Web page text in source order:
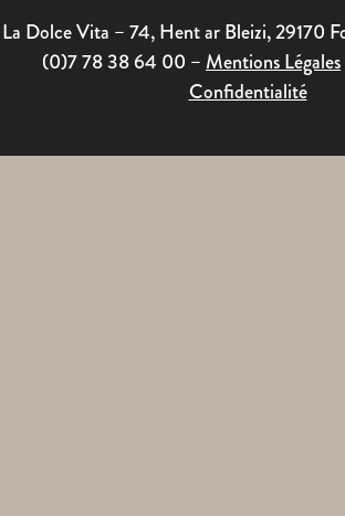
La Dolce Vita – 74, Hent ar Bleizi, 29170
(0)7 78 38 64 00 – Mentions Légales
Confidentialité